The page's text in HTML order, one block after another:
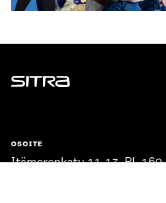
Sitra
OSOITE
Itämerenkatu 11-13, PL 160,